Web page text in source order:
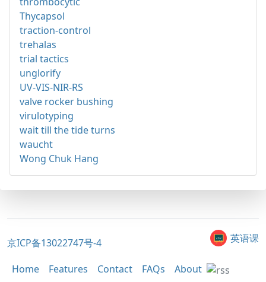
Thycapsol
traction-control
trehalas
trial tactics
unglorify
UV-VIS-NIR-RS
valve rocker bushing
virulotyping
wait till the tide turns
waucht
Wong Chuk Hang
京ICP备13022747号-4 英语课
Home Features Contact FAQs About